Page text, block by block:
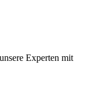
Experten mit